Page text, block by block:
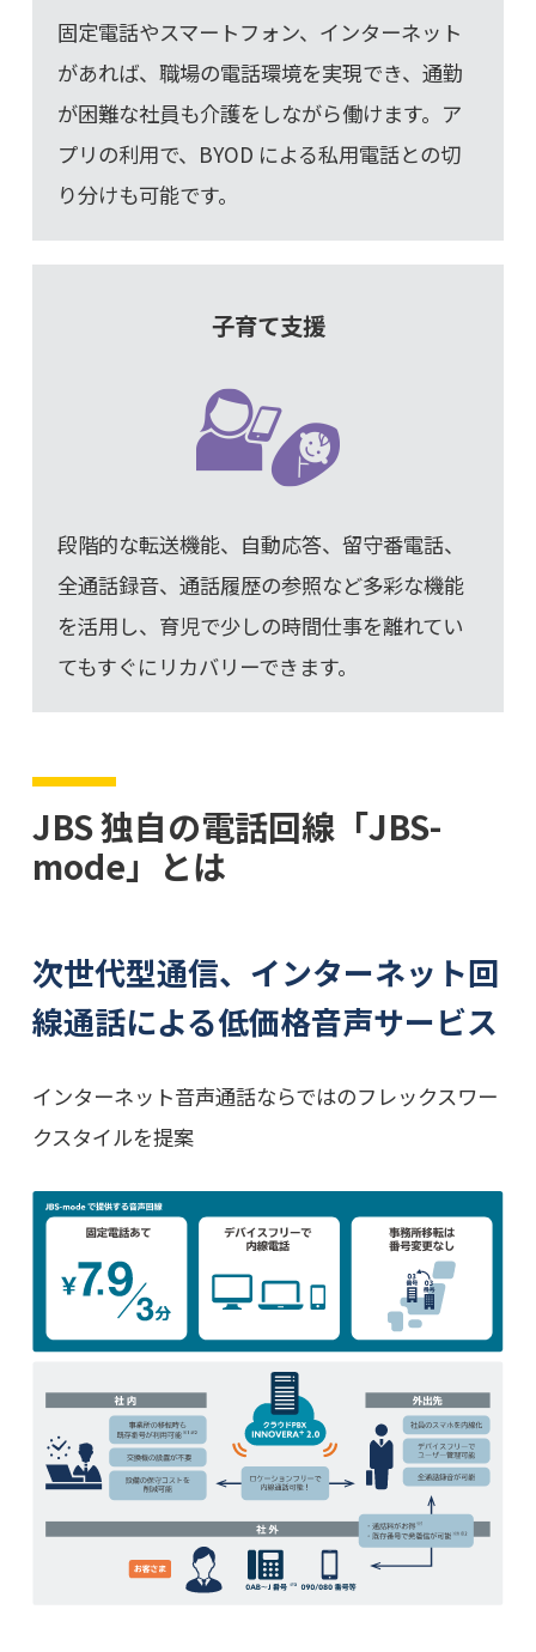
固定電話やスマートフォン、インターネット
があれば、職場の電話環境を実現でき、通勤
が困難な社員も介護をしながら働けます。ア
プリの利用で、BYOD による私用電話との切
り分けも可能です。
子育て支援
段階的な転送機能、自動応答、留守番電話、
全通話録音、通話履歴の参照など多彩な機能
を活用し、育児で少しの時間仕事を離れてい
てもすぐにリカバリーできます。
JBS 独自の電話回線「JBS-
mode」とは
次世代型通信、インターネット回
線通話による低価格音声サービス
インターネット音声通話ならではのフレックスワー
クスタイルを提案